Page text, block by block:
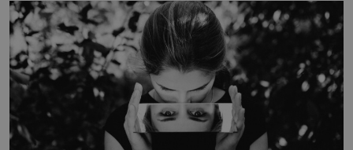
narození Ježíše. Souvisí nebeské úkazy s děním na
Zemi? Komety poskytují pozorovatel